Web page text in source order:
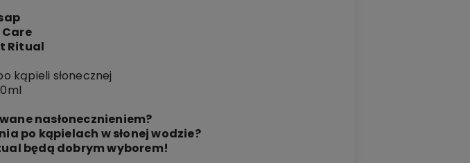
Care
Ritual
kąpieli słonecznej
nasłonecznieniem?
po kąpielach w słonej wodzie?
będą dobrym wyborem!